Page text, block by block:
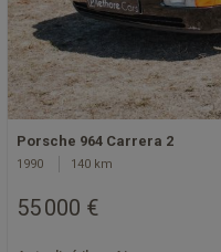
Porsche 964 Carrera 2
1990 140 km
55 000 €